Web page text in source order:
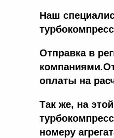
Наш
Отправка в
оплаты на
Tак же, на
номеру